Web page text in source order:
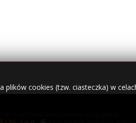
plików cookies (tzw. ciasteczka) w